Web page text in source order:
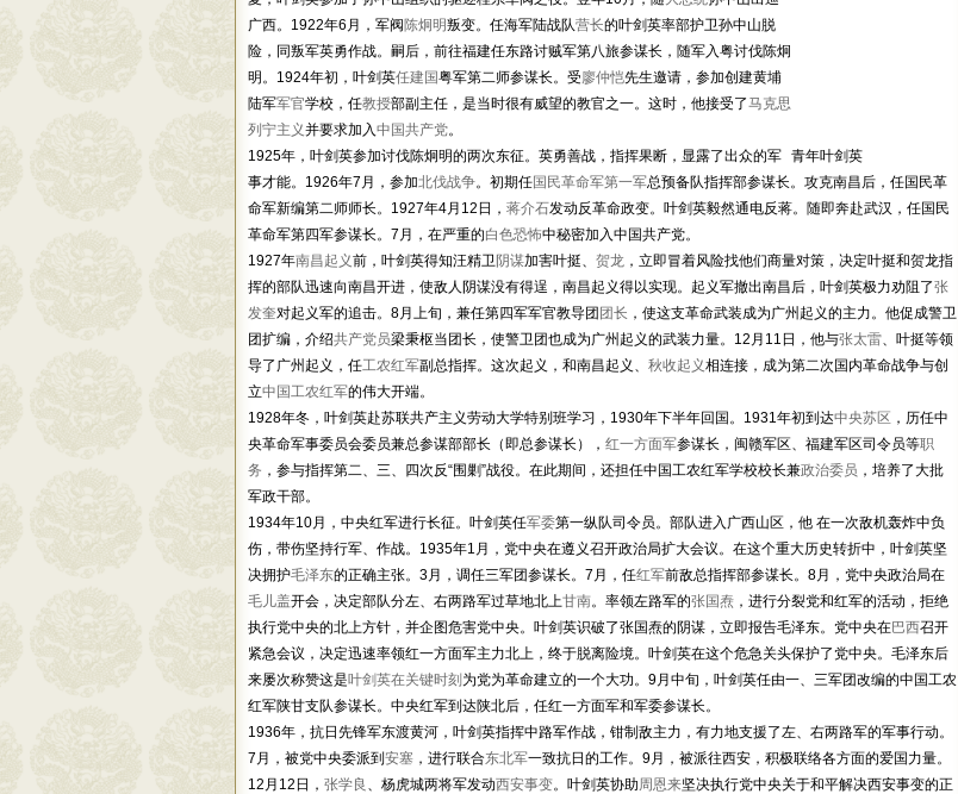
青年叶剑英
广西。1922年6月，军阀陈炯明叛变。任海军陆战队营长的叶剑英率部护卫孙中山脱
险，同叛军英勇作战。嗣后，前往福建任东路讨贼军第八旅参谋长，随军入粤讨伐陈炯
明。1924年初，叶剑英任建国粤军第二师参谋长。受廖仲恺先生邀请，参加创建黄埔
陆军军官学校，任教授部副主任，是当时很有威望的教官之一。这时，他接受了马克思
列宁主义并要求加入中国共产党。
1925年，叶剑英参加讨伐陈炯明的两次东征。英勇善战，指挥果断，显露了出众的军
事才能。1926年7月，参加北伐战争。初期任国民革命军第一军总预备队指挥部参谋长。攻克南昌后，任国民革
命军新编第二师师长。1927年4月12日， 蒋介石发动反革命政变。叶剑英毅然通电反蒋。随即奔赴武汉，任国民
革命军第四军参谋长。7月，在严重的白色恐怖中秘密加入中国共产党。
1927年南昌起义前，叶剑英得知汪精卫阴谋加害叶挺、 贺龙 ，立即冒着风险找他们商量对策，决定叶挺和贺龙指
挥的部队迅速向南昌开进，使敌人阴谋没有得逞，南昌起义得以实现。起义军撤出南昌后，叶剑英极力劝阻了张
发奎对起义军的追击。8月上旬，兼任第四军军官教导团 团长 ，使这支革命武装成为广州起义的主力。他促成警卫
团扩编，介绍共产党员梁秉枢当团长，使警卫团也成为广州起义的武装力量。12月11日，他与张太雷、叶挺等领
导了广州起义，任工农红军副总指挥。这次起义，和南昌起义、 秋收起义相连接，成为第二次国内革命战争与创
立中国工农红军的伟大开端。
1928年冬，叶剑英赴苏联共产主义劳动大学特别班学习，1930年下半年回国。1931年初到达中央苏区 ，历任中
央革命军事委员会委员兼总参谋部部长（即总参谋长）， 红一方面军参谋长，闽赣军区、福建军区司令员等职
务 ，参与指挥第二、三、四次反“围剿”战役。在此期间，还担任中国工农红军学校校长兼政治委员 ，培养了大批
军政干部。
1934年10月，中央红军进行长征。叶剑英任军委第一纵队司令员。部队进入广西山区，他 在一次敌机轰炸中负
伤，带伤坚持行军、作战。1935年1月，党中央在遵义召开政治局扩大会议。在这个重大历史转折中，叶剑英坚
决拥护毛泽东的正确主张。3月，调任三军团参谋长。7月，任红军前敌总指挥部参谋长。8月，党中央政治局在
毛儿盖开会，决定部队分左、右两路军过草地北上甘南。率领左路军的张国焘 ，进行分裂党和红军的活动，拒绝
执行党中央的北上方针，并企图危害党中央。叶剑英识破了张国焘的阴谋，立即报告毛泽东。党中央在巴西召开
紧急会议，决定迅速率领红一方面军主力北上，终于脱离险境。叶剑英在这个危急关头保护了党中央。毛泽东后
来屡次称赞这是叶剑英在关键时刻 为党为革命建立的一个大功。9月中旬，叶剑英任由一、三军团改编的中国工农
红军陕甘支队参谋长。中央红军到达陕北后，任红一方面军和军委参谋长。
1936年，抗日先锋军东渡黄河，叶剑英指挥中路军作战，钳制敌主力，有力地支援了左、右两路军的军事行动。
7月，被党中央委派到 安塞 ，进行联合东北军一致抗日的工作。9月，被派往西安，积极联络各方面的爱国力量。
12月12日， 张学良 、杨虎城两将军发动西安事变。叶剑英协助周恩来坚决执行党中央关于和平解决西安事变的正